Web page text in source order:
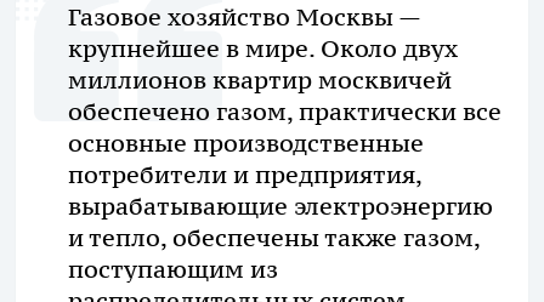
Газовое хозяйство Москвы —
крупнейшее в мире. Около двух
миллионов квартир москвичей
обеспечено газом, практически все
основные производственные
потребители и предприятия,
вырабатывающие электроэнергию
и тепло, обеспечены также газом,
поступающим из